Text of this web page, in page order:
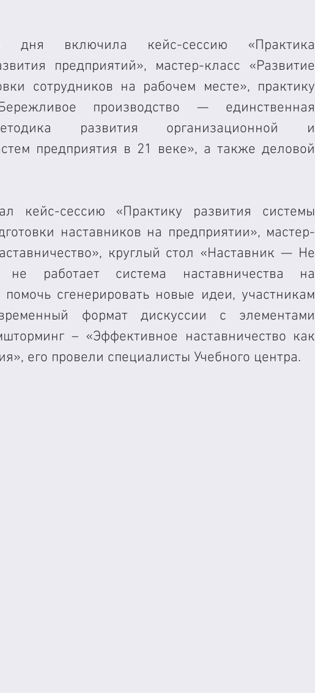
дня включила кейс-сессию «Практика
предприятий», мастер-класс «Развитие
сотрудников на рабочем месте», практику
производство — единственная
развития организационной и
предприятия в 21 веке», а также деловой
кейс-сессию «Практику развития системы
наставников на предприятии», мастер-
круглый стол «Наставник — Не
не работает система наставничества на
сгенерировать новые идеи, участникам
формат дискуссии с элементами
– «Эффективное наставничество как
его провели специалисты Учебного центра.